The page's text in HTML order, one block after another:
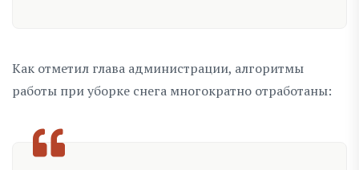
Как отметил глава администрации, алгоритмы
работы при уборке снега многократно отработаны: